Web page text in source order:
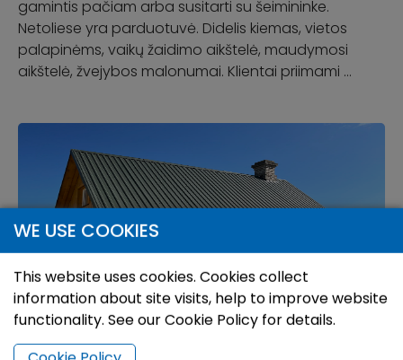
gamintis pačiam arba susitarti su šeimininke.
Netoliese yra parduotuvė. Didelis kiemas, vietos
palapinėms, vaikų žaidimo aikštelė, maudymosi
aikštelė, žvejybos malonumai. Klientai priimami …
WE USE COOKIES
This website uses cookies. Cookies collect
information about site visits, help to improve website
functionality. See our Cookie Policy for details.